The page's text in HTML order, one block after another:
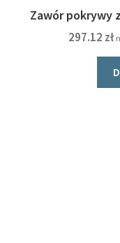
Zawór pokrywy
297.12 zł